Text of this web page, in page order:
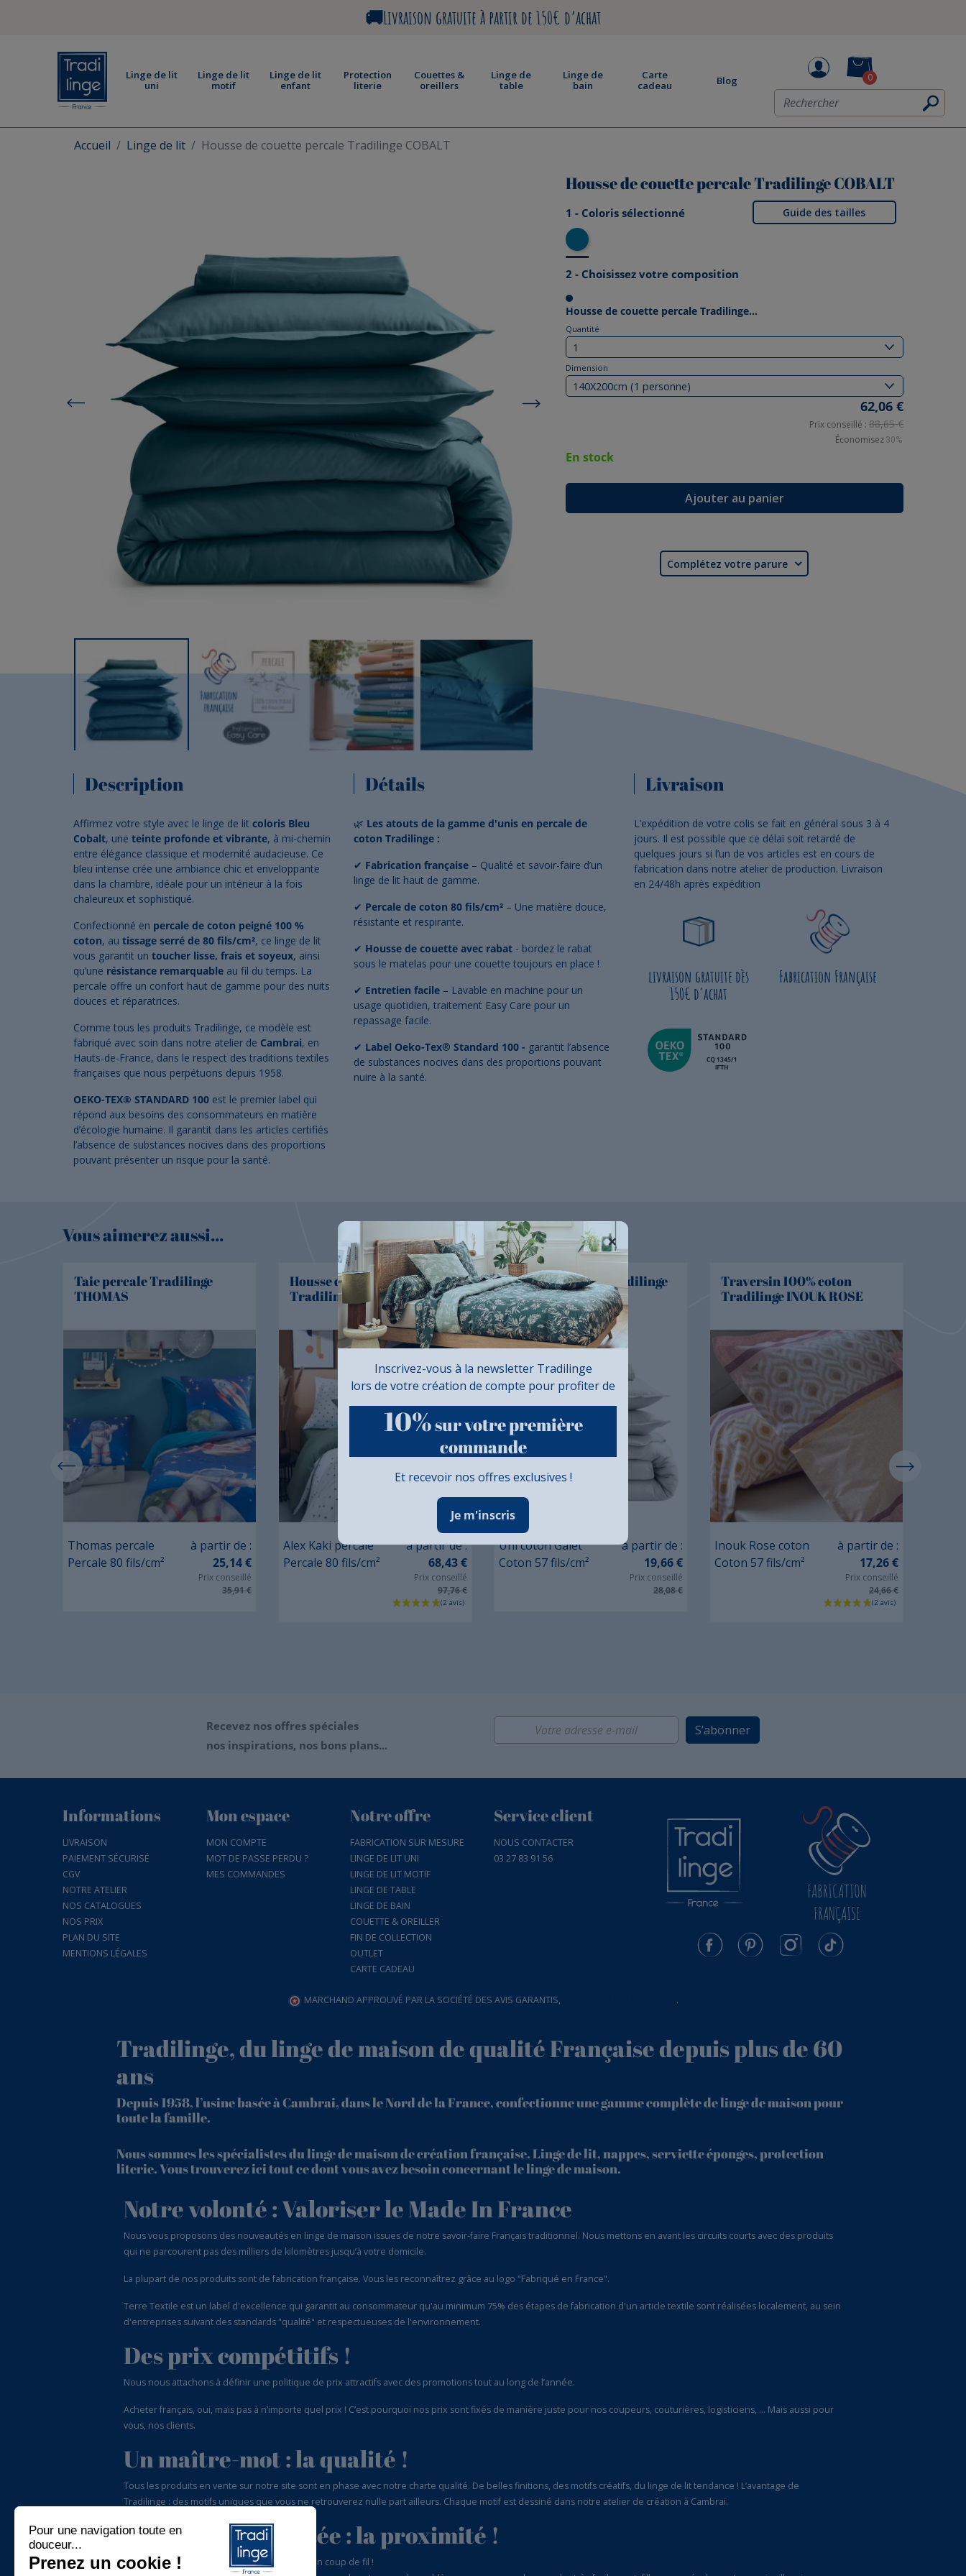
🚚Livraison gratuite à partir de 150€ d’achat
Linge de lit
uni
Linge de lit
motif
Linge de lit
enfant
Protection
literie
Couettes &
oreillers
Linge de
table
Linge de
bain
Carte
cadeau
Blog 0
Accueil Linge de lit Housse de couette percale Tradilinge COBALT
Housse de couette percale Tradilinge COBALT
Guide des tailles
1 - Coloris sélectionné
Cobalt
2 - Choisissez votre composition
Housse de couette percale Tradilinge...
Quantité
Dimension
62,06 €
Prix conseillé : 88,65 €
Économisez 30%
En stock
Ajouter au panier
Complétez votre parure 
Description
Affirmez votre style avec le linge de lit coloris Bleu
Cobalt, une teinte profonde et vibrante, à mi-chemin
entre élégance classique et modernité audacieuse. Ce
bleu intense crée une ambiance chic et enveloppante
dans la chambre, idéale pour un intérieur à la fois
chaleureux et sophistiqué.
Confectionné en percale de coton peigné 100 %
coton, au tissage serré de 80 fils/cm², ce linge de lit
vous garantit un toucher lisse, frais et soyeux, ainsi
qu’une résistance remarquable au fil du temps. La
percale offre un confort haut de gamme pour des nuits
douces et réparatrices.
Comme tous les produits Tradilinge, ce modèle est
fabriqué avec soin dans notre atelier de Cambrai, en
Hauts-de-France, dans le respect des traditions textiles
françaises que nous perpétuons depuis 1958.
OEKO-TEX® STANDARD 100 est le premier label qui
répond aux besoins des consommateurs en matière
d’écologie humaine. Il garantit dans les articles certifiés
l’absence de substances nocives dans des proportions
pouvant présenter un risque pour la santé.
Détails
🌿 Les atouts de la gamme d'unis en percale de
coton Tradilinge :
✔ Fabrication française– Qualité et savoir-faire d’un
linge de lit haut de gamme.
✔ Percale de coton 80 fils/cm²– Une matière douce,
résistante et respirante.
✔ Housse de couette avec rabat- bordez le rabat
sous le matelas pour une couette toujours en place !
✔ Entretien facile– Lavable en machine pour un
usage quotidien, traitement Easy Care pour un
repassage facile.
✔ Label Oeko-Tex® Standard 100 - garantit l’absence
de substances nocives dans des proportions pouvant
nuire à la santé.
Livraison
L’expédition de votre colis se fait en général sous 3 à 4
jours. Il est possible que ce délai soit retardé de
quelques jours si l’un de vos articles est en cours de
fabrication dans notre atelier de production. Livraison
en 24/48h après expédition
livraison gratuite dès
150€ d'achat
Fabrication Française
Vous aimerez aussi...
Taie percale Tradilinge
THOMAS
Thomas percale
Percale 80 fils/cm²
à partir de :
Prix
25,14 €
Prix conseillé
35,91 €
Housse de couette percale
Tradilinge ALEX KAKI
Alex Kaki percale
Percale 80 fils/cm²
à partir de :
Prix
68,43 €
Prix conseillé
97,76 €
Taie 100% coton Tradilinge
GALET
Uni coton Galet
Coton 57 fils/cm²
à partir de :
Prix
19,66 €
Prix conseillé
28,08 €
Traversin 100% coton
Tradilinge INOUK ROSE
Inouk Rose coton
Coton 57 fils/cm²
à partir de :
Prix
17,26 €
Prix conseillé
24,66 €
Recevez nos offres spéciales
nos inspirations, nos bons plans...
S’abonner
Informations
LIVRAISON
PAIEMENT SÉCURISÉ
CGV
NOTRE ATELIER
NOS CATALOGUES
NOS PRIX
PLAN DU SITE
MENTIONS LÉGALES
Mon espace
MON COMPTE
MOT DE PASSE PERDU ?
MES COMMANDES
Notre offre
FABRICATION SUR MESURE
LINGE DE LIT UNI
LINGE DE LIT MOTIF
LINGE DE TABLE
LINGE DE BAIN
COUETTE & OREILLER
FIN DE COLLECTION
OUTLET
CARTE CADEAU
Service client
NOUS CONTACTER
03 27 83 91 56
FABRICATION
FRANÇAISE
MARCHAND APPROUVÉ PAR LA SOCIÉTÉ DES AVIS GARANTIS, .
Tradilinge, du linge de maison de qualité Française depuis plus de 60
ans
Depuis 1958, l’usine basée à Cambrai, dans le Nord de la France, confectionne une gamme complète de linge de maison pour
toute la famille.
Nous sommes les spécialistes du linge de maison de création française. Linge de lit, nappes, serviette éponges, protection
literie. Vous trouverez ici tout ce dont vous avez besoin concernant le linge de maison.
Notre volonté : Valoriser le Made In France
Nous vous proposons des nouveautés en linge de maison issues de notre savoir-faire Français traditionnel. Nous mettons en avant les circuits courts avec des produits
qui ne parcourent pas des milliers de kilomètres jusqu’à votre domicile.
La plupart de nos produits sont de fabrication française. Vous les reconnaîtrez grâce au logo "Fabriqué en France".
Terre Textile est un label d'excellence qui garantit au consommateur qu'au minimum 75% des étapes de fabrication d'un article textile sont réalisées localement, au sein
d'entreprises suivant des standards "qualité" et respectueuses de l'environnement.
Des prix compétitifs !
Nous nous attachons à définir une politique de prix attractifs avec des promotions tout au long de l’année.
Acheter français, oui, mais pas à n’importe quel prix ! C’est pourquoi nos prix sont fixés de manière juste pour nos coupeurs, couturières, logisticiens, … Mais aussi pour
vous, nos clients.
Un maître-mot : la qualité !
Tous les produits en vente sur notre site sont en phase avec notre charte qualité. De belles finitions, des motifs créatifs, du linge de lit tendance ! L’avantage de
Tradilinge : des motifs uniques que vous ne retrouverez nulle part ailleurs. Chaque motif est dessiné dans notre atelier de création à Cambrai.
Notre valeur ajoutée : la proximité !
Pour nous contacter, rien de plus simple qu’un coup de fil !
×
Inscrivez-vous à la newsletter Tradilinge
lors de votre création de compte pour profiter de
10%sur votre première
commande
Et recevoir nos offres exclusives !
Je m'inscris